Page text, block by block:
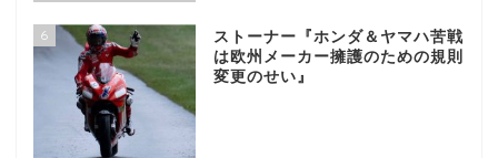
6
ストーナー『ホンダ＆ヤマハ苦戦
は欧州メーカー擁護のための規則
変更のせい』